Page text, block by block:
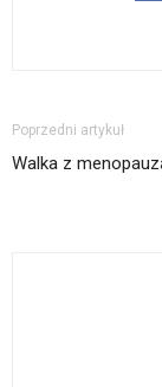
Poprzedni artykuł
Walka z